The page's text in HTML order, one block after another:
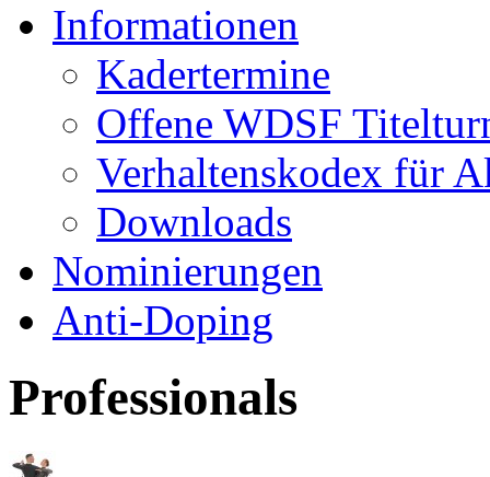
Informationen
Kadertermine
Offene WDSF
Verhaltenskodex für
Downloads
Nominierungen
Anti-Doping
Professionals